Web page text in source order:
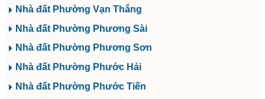
Nhà đất Phường Vạn Thắng
Nhà đất Phường Phương Sài
Nhà đất Phường Phương Sơn
Nhà đất Phường Phước Hải
Nhà đất Phường Phước Tiến